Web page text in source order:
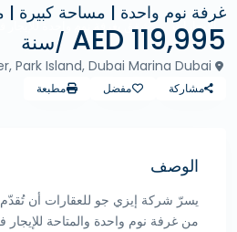
الإيجارات شقق بغرفة نوم واحدة للإيجار
غرفة نوم واحدة | مساحة كبيرة |
119,995 AED /سنة
مشاركة مفضل مطبعة
الوصف
يسرّ شركة إيزي جو للعقارات أن
من غرفة نوم واحدة والمتاحة للإيجار